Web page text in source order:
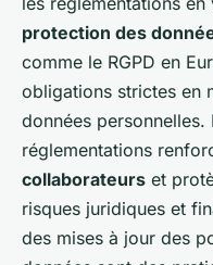
protection des
comme le RGPD en
obligations strictes en
données
réglementations
collaborateurs et
risques juridiques et
des mises à jour des